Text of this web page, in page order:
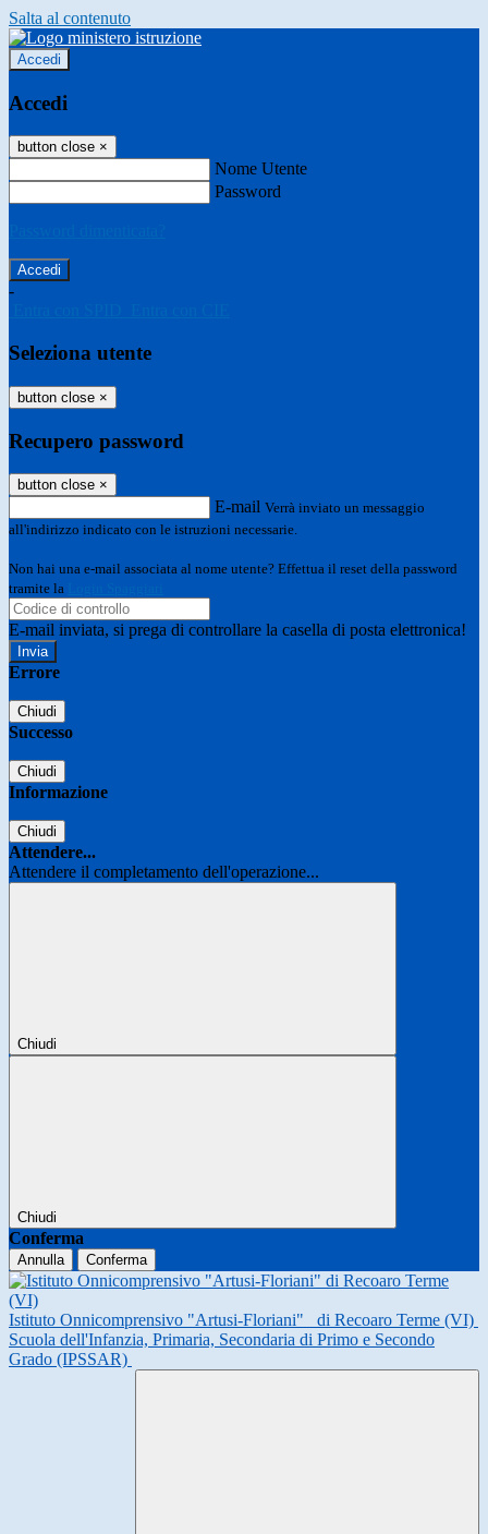
Salta al contenuto
Accedi
Accedi
button close ×
Nome Utente
Password
-
Seleziona utente
button close ×
Recupero password
button close ×
E-mail Verrà inviato un messaggio
all'indirizzo indicato con le istruzioni necessarie.
Non hai una e-mail associata al nome utente? Effettua il reset della password
tramite la
E-mail inviata, si prega di controllare la casella di posta elettronica!
Errore
Chiudi
Successo
Chiudi
Informazione
Chiudi
Attendere...
Attendere il completamento dell'operazione...
Chiudi
Chiudi
Conferma
Annulla Conferma
Istituto Onnicomprensivo "Artusi-Floriani"
di Recoaro Terme (VI)
Scuola dell'Infanzia, Primaria, Secondaria di Primo e Secondo
Grado (IPSSAR)